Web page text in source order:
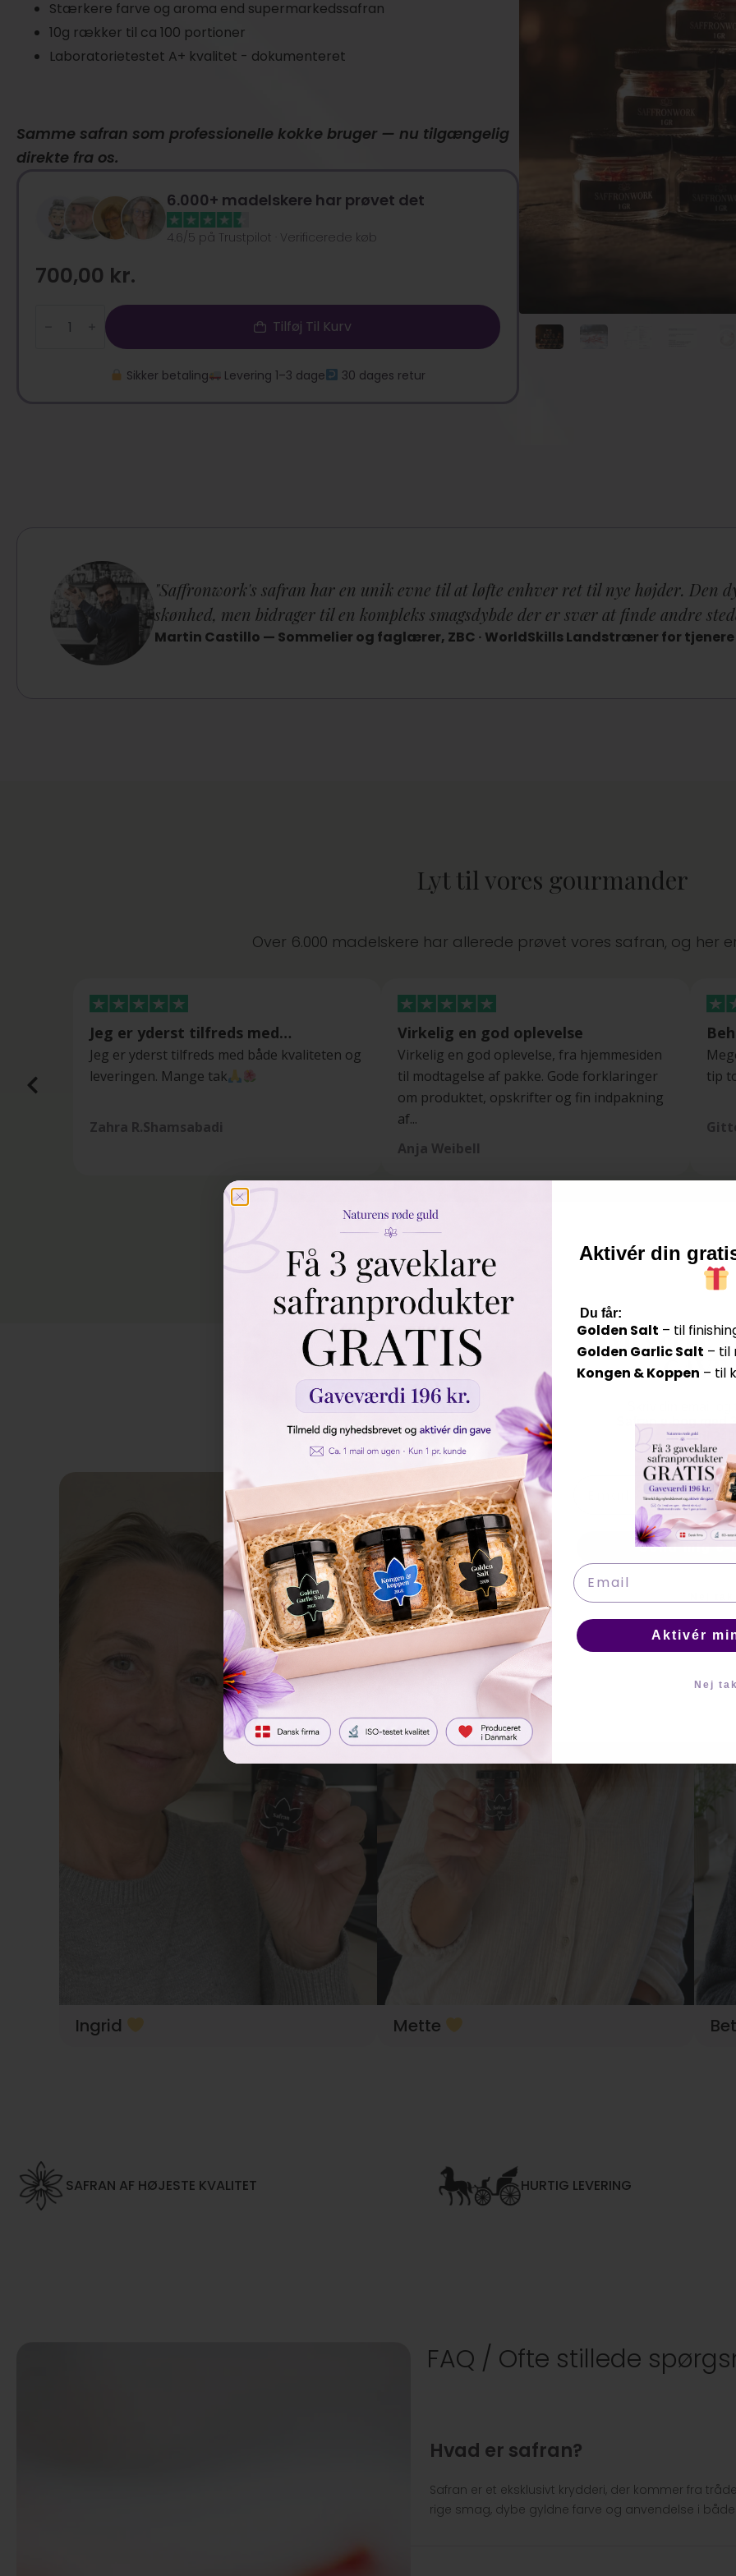
Stærkere farve og aroma end supermarkedssafran
10g rækker til ca 100 portioner
Laboratorietestet A+ kvalitet - dokumenteret
Samme safran som professionelle kokke bruger — nu tilgængelig
direkte fra os.
6.000+ madelskere har prøvet det
4.6/5 på Trustpilot · Verificerede køb
700,00 kr.
Royal
Tilføj Til Kurv
Sikker betaling Levering 1–3 dage 30 dages retur
"Saffronwork's safran har en unik evne til at løfte enhver ret til nye højder. Den
skønhed, men bidrager til en kompleks smagsdybde der er svær at finde andre
Martin Castillo — Sommelier og faglærer, ZBC · WorldSkills Landstræner for tjenere
Lyt til vores gourmander
Over 6.000 madelskere har allerede prøvet vores safran, og her
Jeg er yderst tilfreds med…
Jeg er yderst tilfreds med både kvaliteten og
leveringen. Mange tak
Zahra R.Shamsabadi
Virkelig en god oplevelse
Virkelig en god oplevelse, fra hjemmesiden
til modtagelse af pakke. Gode forklaringer
om produktet, opskrifter og fin indpakning
af...
Anja Weibell
tip
Mød nogle af vores glade kunder
Ingrid Mette
SAFRAN AF HØJESTE KVALITET HURTIG LEVERING
FAQ / Ofte stillede
Hvad er safran?
Safran er et eksklusivt krydderi, der kommer fra
rige smag, dybe gyldne farve og anvendelse i
Vi vil gerne
GAVE
Safran e-bog med
(værdi 249
med det
Send mig e-
Aktivér din
Du får:
Golden Salt – til
Golden Garlic Salt – til
Kongen & Koppen – til
Email
Aktivér
Nej tak